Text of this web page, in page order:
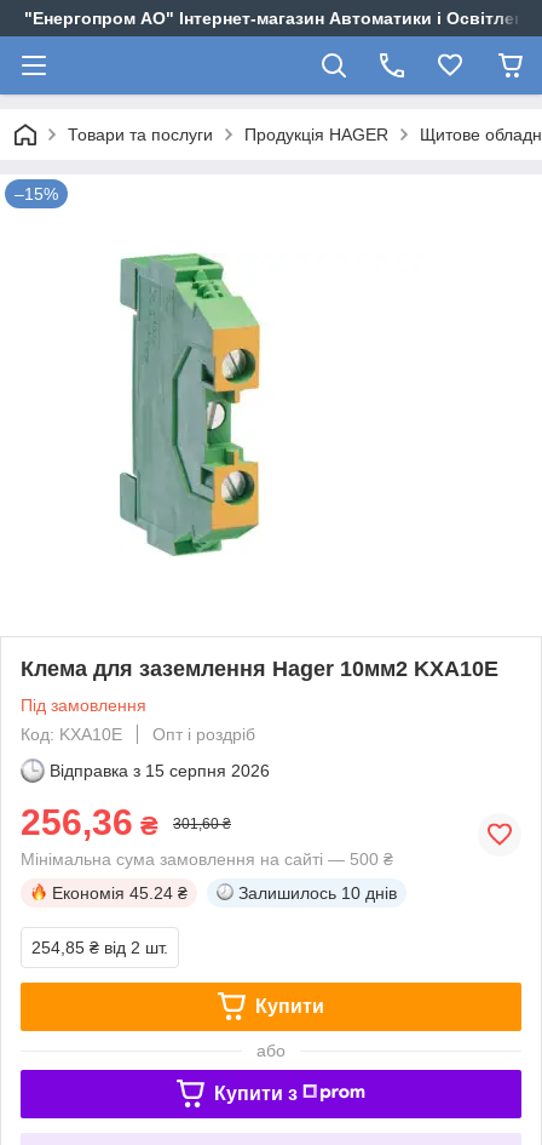
"Енергопром АО" Інтернет-магазин Автоматики і Освітлення
Товари та послуги Продукція HAGER Щитове
–15%
Клема для заземлення Hager 10мм2 KXA10E
Під замовлення
Код: KXA10E
Опт і роздріб
Відправка з 15 серпня 2026
256,36 ₴ 301,60 ₴
Мінімальна сума замовлення на сайті — 500 ₴
Економія 45.24 ₴ Залишилось 10 днів
254,85 ₴ від 2 шт.
Купити
або
Купити з